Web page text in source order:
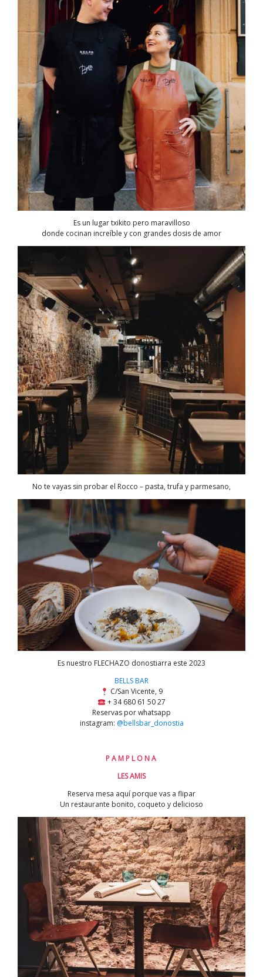
Es un lugar txikito pero maravilloso
donde cocinan increíble y con grandes dosis de amor
No te vayas sin probar el Rocco – pasta, trufa y parmesano,
Es nuestro FLECHAZO donostiarra este 2023
BELLS BAR
C/San Vicente, 9
+ 34 680 61 50 27
Reservas por whatsapp
instagram: @bellsbar_donostia
P A M P L O N A
LES AMIS
Reserva mesa aquí porque vas a flipar
Un restaurante bonito, coqueto y delicioso